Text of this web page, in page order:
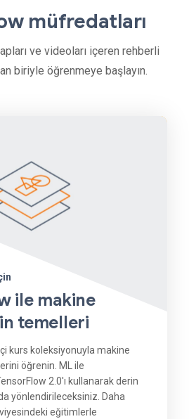
müfredatları
ve videoları içeren rehberli
biriyle öğrenmeye başlayın.
ile makine
temelleri
kurs koleksiyonuyla makine
öğrenin. ML ile
2.0'ı kullanarak derin
yönlendirileceksiniz. Daha
eğitimlerle